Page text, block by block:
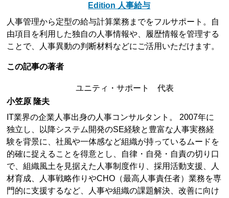
Edition 人事給与
人事管理から定型の給与計算業務までをフルサポート。自
由項目を利用した独自の人事情報や、履歴情報を管理する
ことで、人事異動の判断材料などにご活用いただけます。
この記事の著者
ユニティ・サポート 代表
小笠原 隆夫
IT業界の企業人事出身の人事コンサルタント。 2007年に
独立し、以降システム開発のSE経験と豊富な人事実務経
験を背景に、社風や一体感など組織が持っているムードを
的確に捉えることを得意とし、自律・自発・自責の切り口
で、組織風土を見据えた人事制度作り、採用活動支援、人
材育成、人事戦略作りやCHO（最高人事責任者）業務を専
門的に支援するなど、人事や組織の課題解決、改善に向け